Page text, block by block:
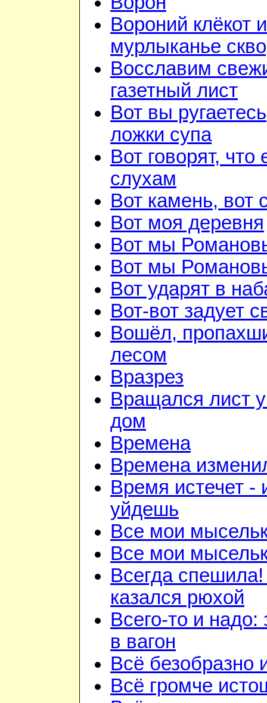
Вороний клёкот и
мурлыканье
Восславим
газетный лист
Вот вы
ложки супа
Вот говорят, что
слухам
Вот камень, вот
Вот моя деревня
Вот мы
Вот мы
Вот ударят в
Вот-вот задует
Вошёл,
лесом
Вразрез
Вращался лист
дом
Времена
Времена
Время истечет -
уйдешь
Все мои
Все мои
Всегда
казался рюхой
Всего-то и надо:
в вагон
Всё безобразно
Всё громче